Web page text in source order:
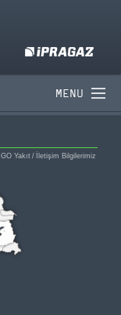
MENU
GO Yakıt / İletişim Bilgilerimiz